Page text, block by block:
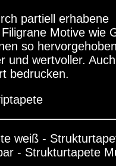
partiell erhabene
Motive wie
so hervorgehoben
und wertvoller. Auch
bedrucken.
weiß -
- Strukturtapete